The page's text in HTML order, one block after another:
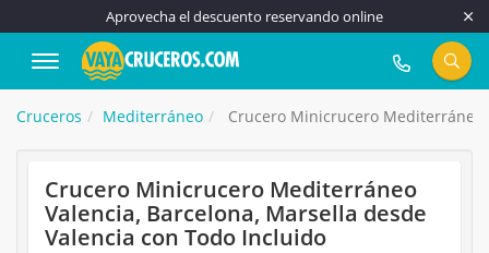
Aprovecha el descuento reservando online
917 815 555
Cruceros Mediterráneo Crucero Minicrucero Mediterráneo
Crucero Minicrucero Mediterráneo
Valencia, Barcelona, Marsella desde
Valencia con Todo Incluido